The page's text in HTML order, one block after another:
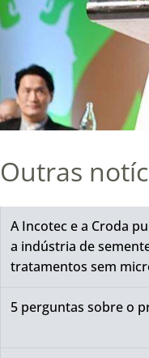
Outras
A Incotec e a Croda
a indústria de
tratamentos sem
5 perguntas sobre o